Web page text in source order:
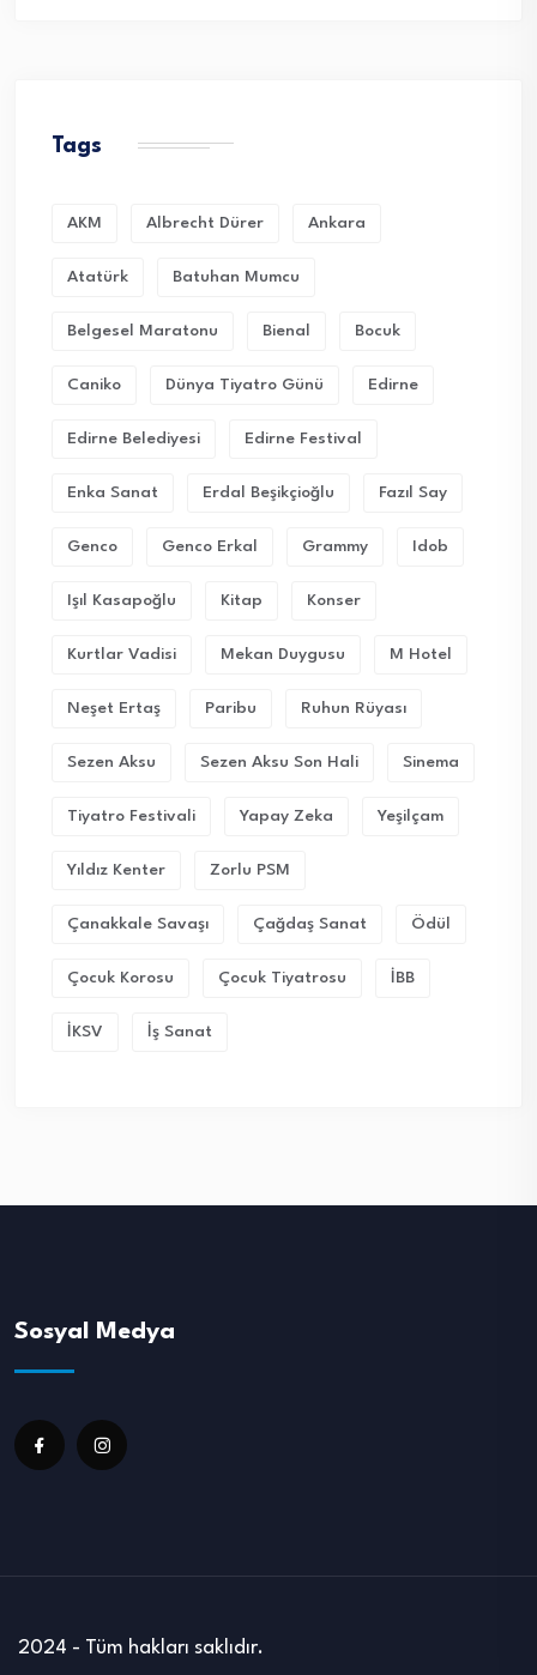
Tags
AKM Albrecht Dürer Ankara
Atatürk Batuhan Mumcu
Belgesel Maratonu Bienal Bocuk
Caniko Dünya Tiyatro Günü Edirne
Edirne Belediyesi Edirne Festival
Enka Sanat Erdal Beşikçioğlu Fazıl Say
Genco Genco Erkal Grammy Idob
Işıl Kasapoğlu Kitap Konser
Kurtlar Vadisi Mekan Duygusu M Hotel
Neşet Ertaş Paribu Ruhun Rüyası
Sezen Aksu Sezen Aksu Son Hali Sinema
Tiyatro Festivali Yapay Zeka Yeşilçam
Yıldız Kenter Zorlu PSM
Çanakkale Savaşı Çağdaş Sanat Ödül
Çocuk Korosu Çocuk Tiyatrosu İBB
İKSV İş Sanat
Sosyal Medya
2024 - Tüm hakları saklıdır.